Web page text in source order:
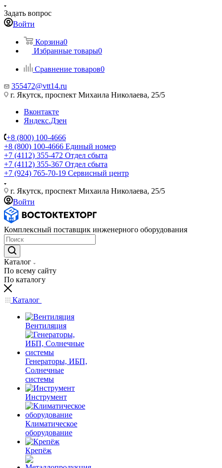
Задать вопрос
Войти
Корзина0
Избранные товары0
Сравнение товаров0
355472@vtt14.ru
г. Якутск, проспект Михаила Николаева, 25/5
Вконтакте
Яндекс.Дзен
+8 (800) 100-4666
+8 (800) 100-4666 Единый номер
+7 (4112) 355-472 Отдел сбыта
+7 (4112) 355-367 Отдел сбыта
+7 (924) 765-70-19 Сервисный центр
г. Якутск, проспект Михаила Николаева, 25/5
Войти
Комплексный поставщик инженерного оборудования
Каталог
По всему сайту
По каталогу
Каталог
Вентиляция
Генераторы, ИБП,
Солнечные
системы
Инструмент
Климатическое
оборудование
Крепёж